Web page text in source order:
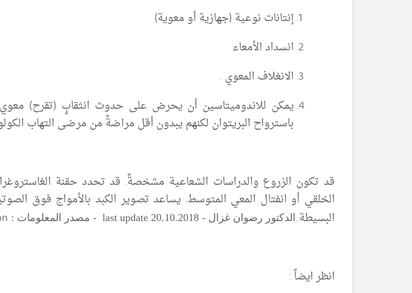
إنتانات نوعية (جهازية أو معوية)
انسداد الأمعاء
الانغلاف المعوي .
يمكن للاندوميتاسين أن يحرض على حدوث انثقابٍ (تقرح)
باسترواح البريتوان لكنهم يبدون أقل مراضةً من مرضى التهاب
قد تكون الزروع والدراسات الشعاعية مشخصةً. قد تحدد حقنة
الخلقي أو انفتال المعي المتوسط. يساعد تصوير الكبد بالأمواج فوق
البسيطة.. الدكتور رضوان غزال - last update 20.10.2018 - مصدر المعلومات :
انظر ايضاً :